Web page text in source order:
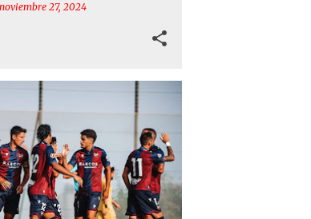
noviembre 27, 2024